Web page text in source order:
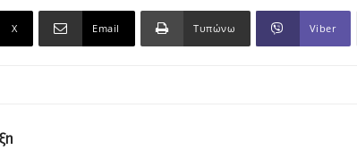
X Email Τυπώνω Viber